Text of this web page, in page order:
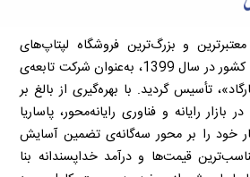
و بزرگ‌ترین فروشگاه لپتاپ‌های
استوک (غیرآکبند وارداتی) کشور در سال 1399، به‌عنوان شرکت تابعه‌ی
تأسیس گردید. با بهره‌گیری از بالغ بر
بازار رایانه و فناوری رایانه‌محور، پاساریا
خود را بر محور سه‌گانه‌ی تضمین آسایش
قیمت‌ها و درآمد خداپسندانه بنا